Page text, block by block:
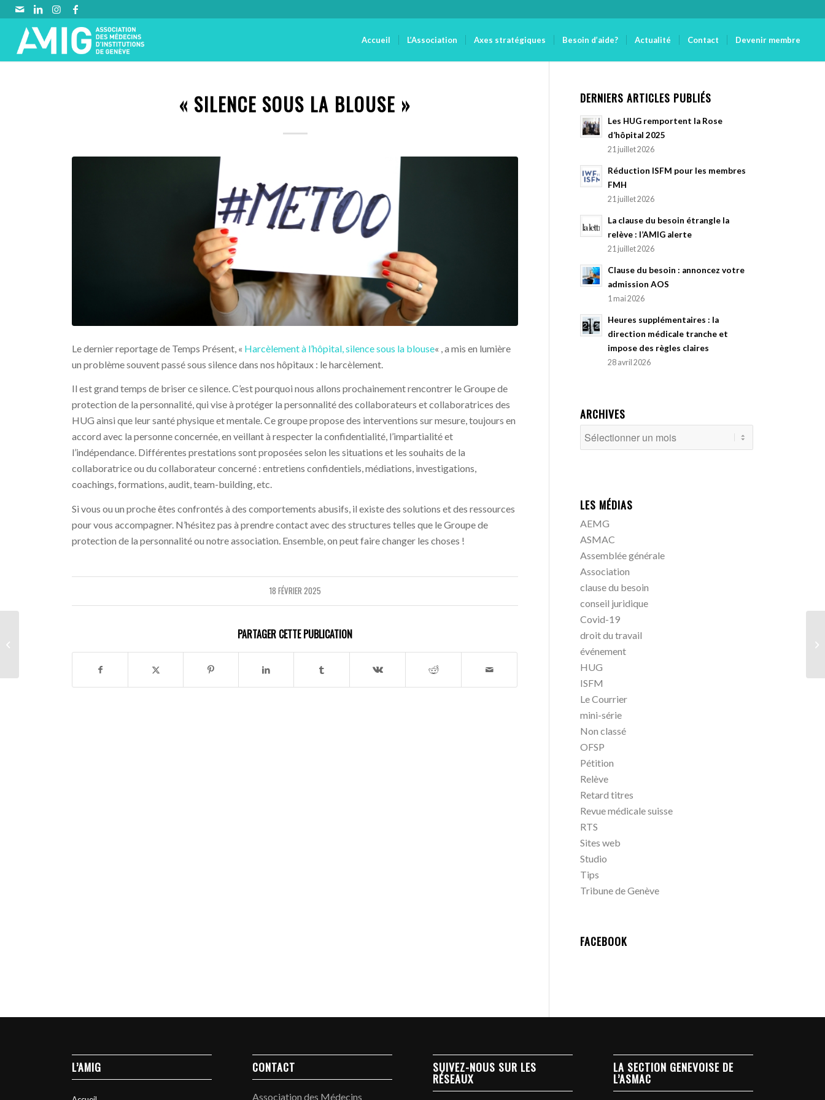
Accueil L’Association Axes stratégiques Besoin d’aide? Actualité Contact Devenir membre
« SILENCE SOUS LA BLOUSE »
Le dernier reportage de Temps Présent, « Harcèlement à l’hôpital, silence sous la blouse« , a mis en lumière
un problème souvent passé sous silence dans nos hôpitaux : le harcèlement.
Il est grand temps de briser ce silence. C’est pourquoi nous allons prochainement rencontrer le Groupe de
protection de la personnalité, qui vise à protéger la personnalité des collaborateurs et collaboratrices des
HUG ainsi que leur santé physique et mentale. Ce groupe propose des interventions sur mesure, toujours en
accord avec la personne concernée, en veillant à respecter la confidentialité, l’impartialité et
l’indépendance. Différentes prestations sont proposées selon les situations et les souhaits de la
collaboratrice ou du collaborateur concerné : entretiens confidentiels, médiations, investigations,
coachings, formations, audit, team-building, etc.
Si vous ou un proche êtes confrontés à des comportements abusifs, il existe des solutions et des ressources
pour vous accompagner. N’hésitez pas à prendre contact avec des structures telles que le Groupe de
protection de la personnalité ou notre association. Ensemble, on peut faire changer les choses !
18 FÉVRIER 2025
PARTAGER CETTE PUBLICATION
DERNIERS ARTICLES PUBLIÉS
Les HUG remportent la Rose
d’hôpital 2025
21 juillet 2026
Réduction ISFM pour les membres
FMH
21 juillet 2026
La clause du besoin étrangle la
relève : l’AMIG alerte
21 juillet 2026
Clause du besoin : annoncez votre
admission AOS
1 mai 2026
Heures supplémentaires : la
direction médicale tranche et
impose des règles claires
28 avril 2026
ARCHIVES
LES MÉDIAS
AEMG
ASMAC
Assemblée générale
Association
clause du besoin
conseil juridique
Covid-19
droit du travail
événement
HUG
ISFM
Le Courrier
mini-série
Non classé
OFSP
Pétition
Relève
Retard titres
Revue médicale suisse
RTS
Sites web
Studio
Tips
Tribune de Genève
FACEBOOK
L’AMIG CONTACT
Association des Médecins
SUIVEZ-NOUS SUR LES
RÉSEAUX
LA SECTION GENEVOISE DE
L’ASMAC
à Zurich et à Winterthur